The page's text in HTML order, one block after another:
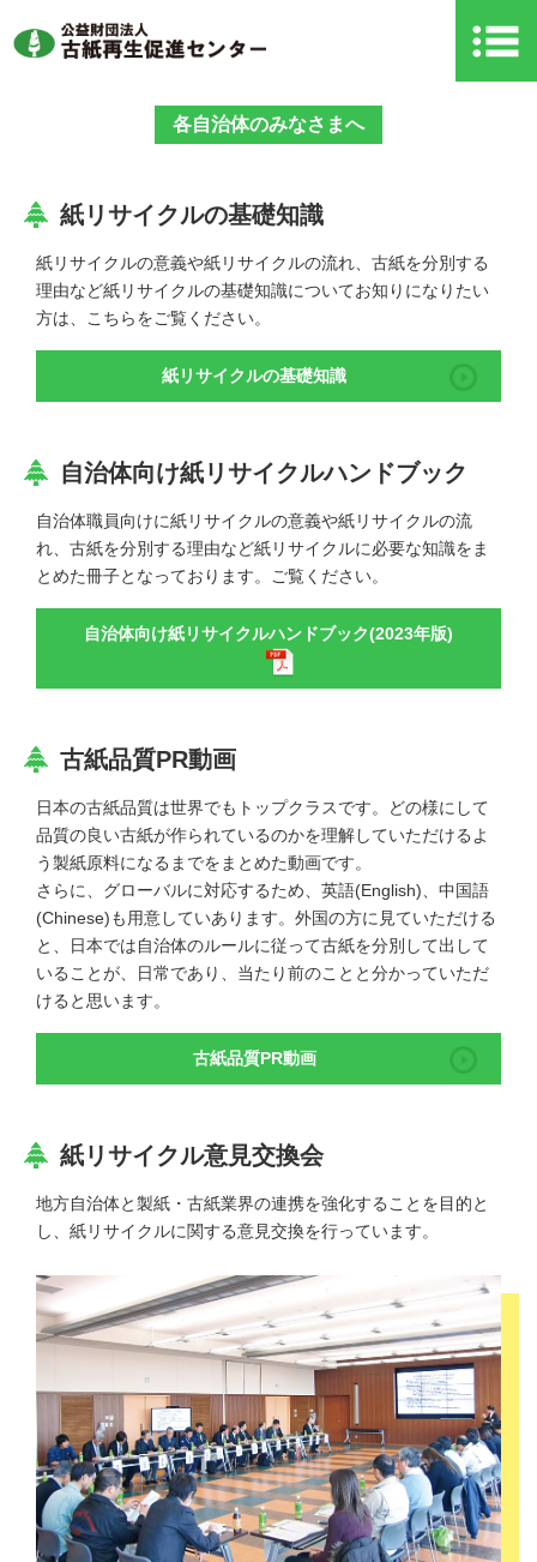
各自治体のみなさまへ
紙リサイクルの基礎知識
紙リサイクルの意義や紙リサイクルの流れ、古紙を分別する
理由など紙リサイクルの基礎知識についてお知りになりたい
方は、こちらをご覧ください。
紙リサイクルの基礎知識
自治体向け紙リサイクルハンドブック
自治体職員向けに紙リサイクルの意義や紙リサイクルの流
れ、古紙を分別する理由など紙リサイクルに必要な知識をま
とめた冊子となっております。ご覧ください。
自治体向け紙リサイクルハンドブック(2023年版)
古紙品質PR動画
日本の古紙品質は世界でもトップクラスです。どの様にして
品質の良い古紙が作られているのかを理解していただけるよ
う製紙原料になるまでをまとめた動画です。
さらに、グローバルに対応するため、英語(English)、中国語
(Chinese)も用意していあります。外国の方に見ていただける
と、日本では自治体のルールに従って古紙を分別して出して
いることが、日常であり、当たり前のことと分かっていただ
けると思います。
古紙品質PR動画
紙リサイクル意見交換会
地⽅自治体と製紙・古紙業界の連携を強化することを目的と
し、紙リサイクルに関する意見交換を行っています。